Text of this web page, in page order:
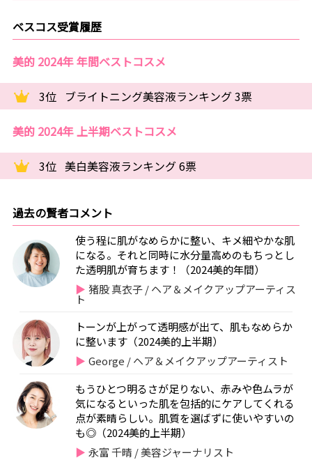
ベスコス受賞履歴
美的 2024年 年間ベストコスメ
3位 ブライトニング美容液ランキング 3票
美的 2024年 上半期ベストコスメ
3位 美白美容液ランキング 6票
過去の賢者コメント
使う程に肌がなめらかに整い、キメ細やかな肌
になる。それと同時に水分量高めのもちっとし
た透明肌が育ちます！（2024美的年間）
猪股 真衣子 / ヘア＆メイクアップアーティス
ト
トーンが上がって透明感が出て、肌もなめらか
に整います（2024美的上半期）
George / ヘア＆メイクアップアーティスト
もうひとつ明るさが足りない、赤みや色ムラが
気になるといった肌を包括的にケアしてくれる
点が素晴らしい。肌質を選ばずに使いやすいの
も◎（2024美的上半期）
永富 千晴 / 美容ジャーナリスト